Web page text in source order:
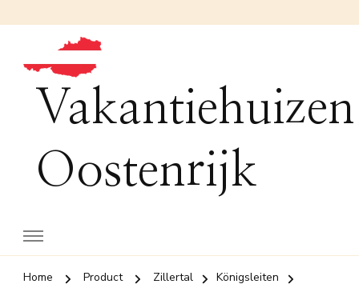
Vakantiehuizen
Oostenrijk
Home Product Zillertal
Königsleiten